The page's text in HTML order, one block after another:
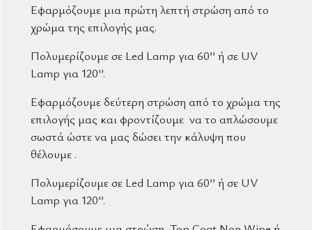
Εφαρμόζουμε μια πρώτη λεπτή στρώση από το
χρώμα της επιλογής μας.
Πολυμερίζουμε σε Led Lamp για 60’’ ή σε UV
Lamp για 120’’.
Εφαρμόζουμε δεύτερη στρώση από το χρώμα της
επιλογής μας και φροντίζουμε να το απλώσουμε
σωστά ώστε να μας δώσει την κάλυψη που
θέλουμε .
Πολυμερίζουμε σε Led Lamp για 60’’ ή σε UV
Lamp για 120’’.